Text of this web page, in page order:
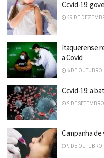
Covid-19:
29 DE
Itaquerense
a Covid
6 DE OUTUBRO
Covid-19: a
9 DE
Campanha
9 DE OUTUBRO